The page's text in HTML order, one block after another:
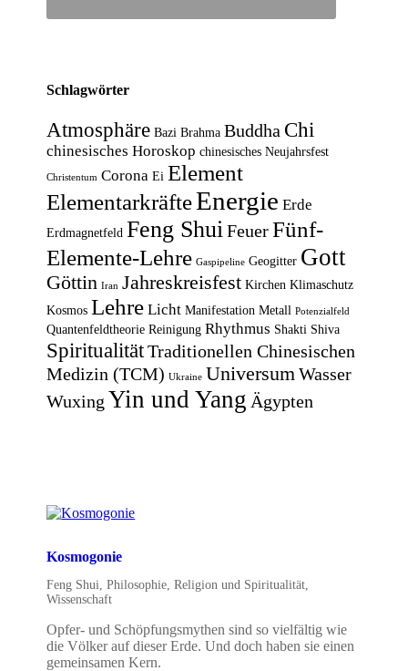
Schlagwörter
Atmosphäre Bazi Brahma Buddha Chi
chinesisches Horoskop chinesisches Neujahrsfest
Christentum Corona Ei Element
ElementarkräfteEnergie Erde
Erdmagnetfeld Feng Shui Feuer Fünf-
Elemente-Lehre Gaspipeline Geogitter Gott
Göttin Iran Jahreskreisfest Kirchen Klimaschutz
Kosmos Lehre Licht Manifestation Metall Potenzialfeld
Quantenfeldtheorie Reinigung Rhythmus Shakti Shiva
Spiritualität Traditionellen Chinesischen
Medizin (TCM) Ukraine Universum Wasser
Wuxing Yin und Yang Ägypten
Kosmogonie
Feng Shui ,Philosophie ,Religion und Spiritualität
Wissenschaft
Opfer- und Schöpfungsmythen sind so vielfältig wie
die Völker auf dieser Erde. Und doch haben sie einen
gemeinsamen Kern.